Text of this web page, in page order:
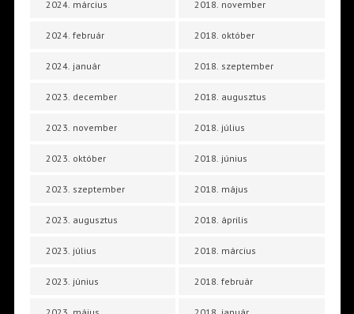
2024. március
2024. február
2024. január
2023. december
2023. november
2023. október
2023. szeptember
2023. augusztus
2023. július
2023. június
2018. november
2018. október
2018. szeptember
2018. augusztus
2018. július
2018. június
2018. május
2018. április
2018. március
2018. február